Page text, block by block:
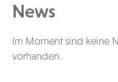
News
Im Moment sind keine
vorhanden.